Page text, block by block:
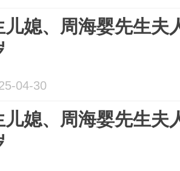
儿媳、周海婴先生夫
04-30
儿媳、周海婴先生夫